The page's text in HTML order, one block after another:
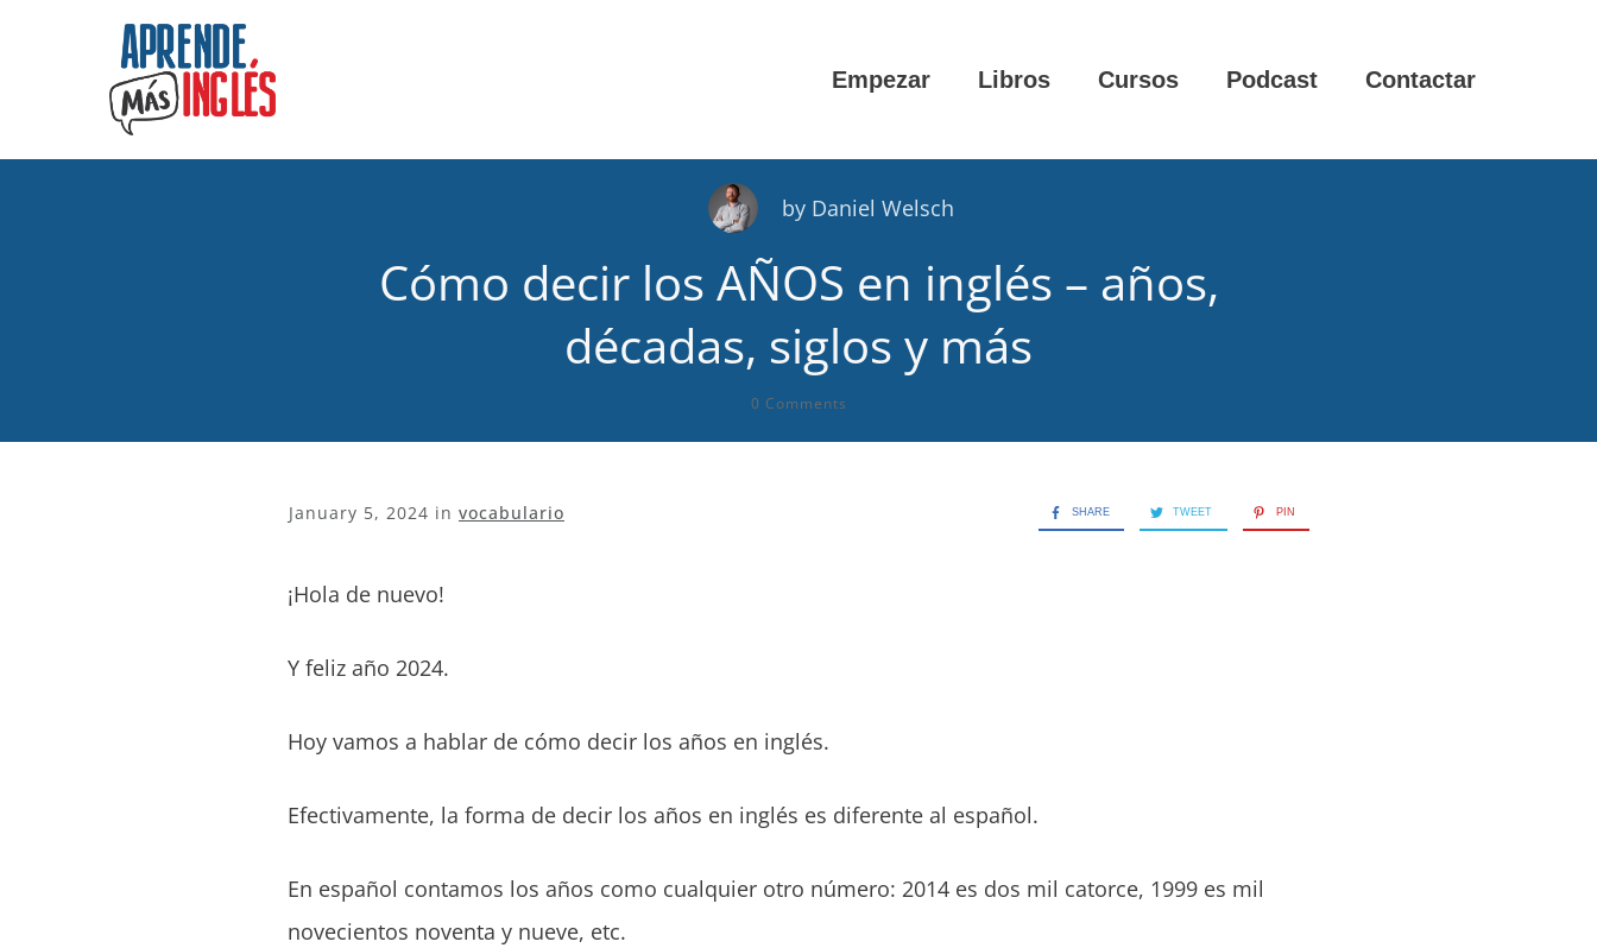
Empezar Libros Cursos Podcast Contactar
by Daniel Welsch
Cómo decir los AÑOS en inglés – años,
décadas, siglos y más
0 Comments
January 5, 2024 in vocabulario SHARE TWEET PIN
¡Hola de nuevo!
Y feliz año 2024.
Hoy vamos a hablar de cómo decir los años en inglés.
Efectivamente, la forma de decir los años en inglés es diferente al español.
En español contamos los años como cualquier otro número: 2014 es dos mil catorce, 1999 es mil
novecientos noventa y nueve, etc.